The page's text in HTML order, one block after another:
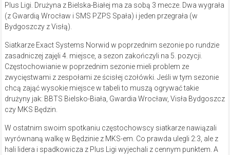
Plus Ligi. Drużyna z Bielska-Białej ma za sobą 3 mecze. Dwa wygrała
(z Gwardią Wrocław i SMS PZPS Spała) i jeden przegrała (w
Bydgoszczy z Visłą).
Siatkarze Exact Systems Norwid w poprzednim sezonie po rundzie
zasadniczej zajęli 4. miejsce, a sezon zakończyli na 5. pozycji.
Częstochowianie w poprzednim sezonie mieli problem ze
zwycięstwami z zespołami ze ścisłej czołówki. Jeśli w tym sezonie
chcą zająć wysokie miejsce w tabeli to muszą ogrywać takie
drużyny jak: BBTS Bielsko-Biała, Gwardia Wrocław, Visła Bydgoszcz
czy MKS Będzin.
W ostatnim swoim spotkaniu częstochowscy siatkarze nawiązali
wyrównaną walkę w Będzinie z MKS-em. Co prawda ulegli 2:3, ale z
hali lidera i spadkowicza z Plus Ligi wyjechali z cennym punktem. A